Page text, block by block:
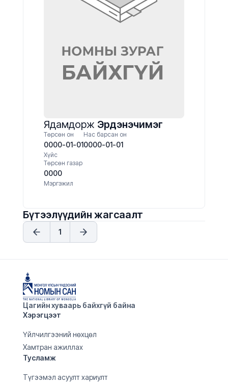
Ядамдорж Эрдэнэчимэг
Төрсөн он
0000-01-01
Нас барсан он
0000-01-01
Хүйс
Төрсөн газар
0000
Мэргэжил
Бүтээлүүдийн жагсаалт
1
Цагийн хуваарь байхгүй байна
Хэрэгцээт
Үйлчилгээний нөхцөл
Хамтран ажиллах
Тусламж
Түгээмэл асуулт хариулт